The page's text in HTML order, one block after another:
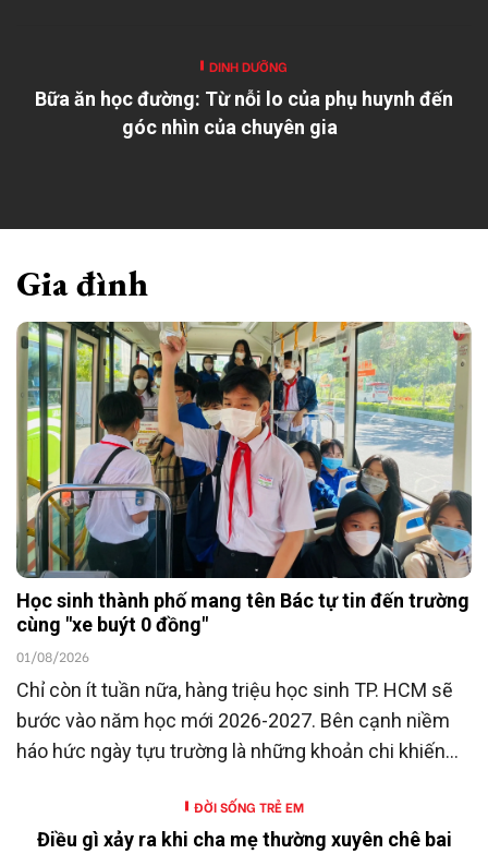
DINH DƯỠNG
Bữa ăn học đường: Từ nỗi lo của phụ huynh đến
góc nhìn của chuyên gia
Gia đình
Học sinh thành phố mang tên Bác tự tin đến trường
cùng "xe buýt 0 đồng"
01/08/2026
Chỉ còn ít tuần nữa, hàng triệu học sinh TP. HCM sẽ
bước vào năm học mới 2026-2027. Bên cạnh niềm
háo hức ngày tựu trường là những khoản chi khiến
ĐỜI SỐNG TRẺ EM
Điều gì xảy ra khi cha mẹ thường xuyên chê bai